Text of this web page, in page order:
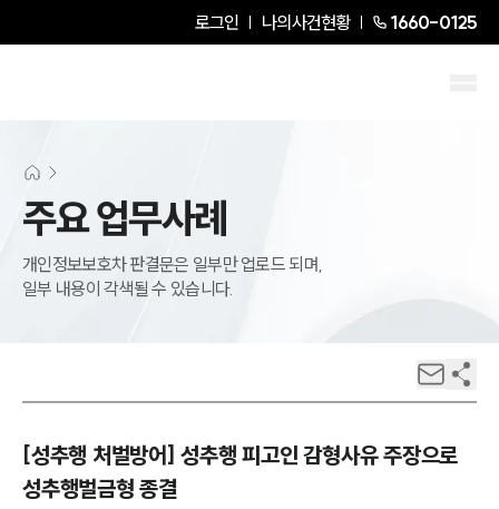
로그인 나의사건현황 1660-0125
주요 업무사례
개인정보보호차 판결문은 일부만 업로드 되며,
일부 내용이 각색될 수 있습니다.
[성추행 처벌방어] 성추행 피고인 감형사유 주장으로
성추행벌금형 종결